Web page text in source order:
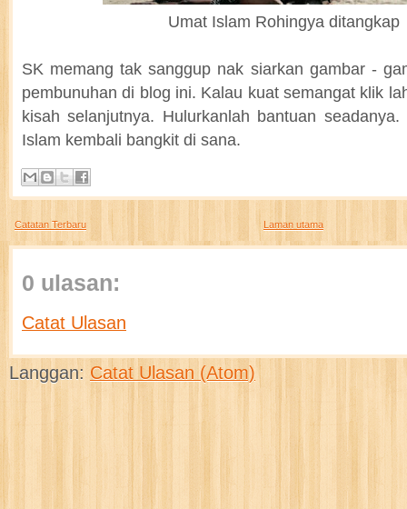
Umat Islam Rohingya ditangkap
SK memang tak sanggup nak siarkan gambar -
pembunuhan di blog ini. Kalau kuat semangat klik
kisah selanjutnya. Hulurkanlah bantuan
Islam kembali bangkit di sana.
Catatan Terbaru Laman utama
0 ulasan:
Catat Ulasan
Langgan: Catat Ulasan (Atom)